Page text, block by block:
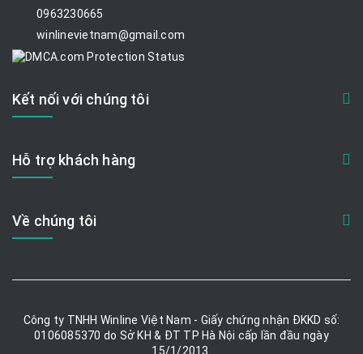
0963230665
winlinevietnam@gmail.com
Kết nối với chúng tôi
Hỗ trợ khách hàng
Về chúng tôi
Công ty TNHH Winline Việt Nam - Giấy chứng nhận ĐKKD số:
0106085370 do Sở KH & ĐT TP Hà Nội cấp lần đầu ngày
15/1/2013.